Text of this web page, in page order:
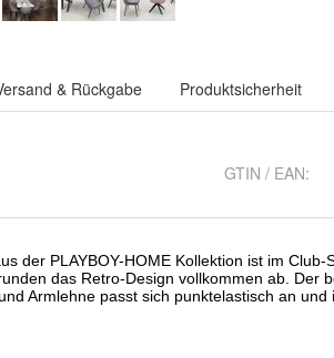
& Rückgabe Produktsicherheit
GTIN / EAN: